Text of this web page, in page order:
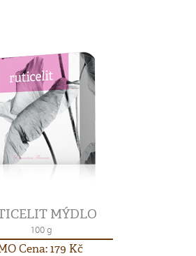
MÝDLO
100 g
Cena: 179 Kč